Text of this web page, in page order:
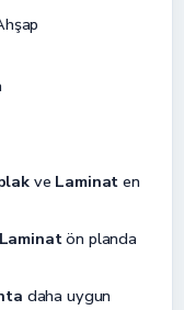
ve Laminat en
Laminatön planda
daha uygun